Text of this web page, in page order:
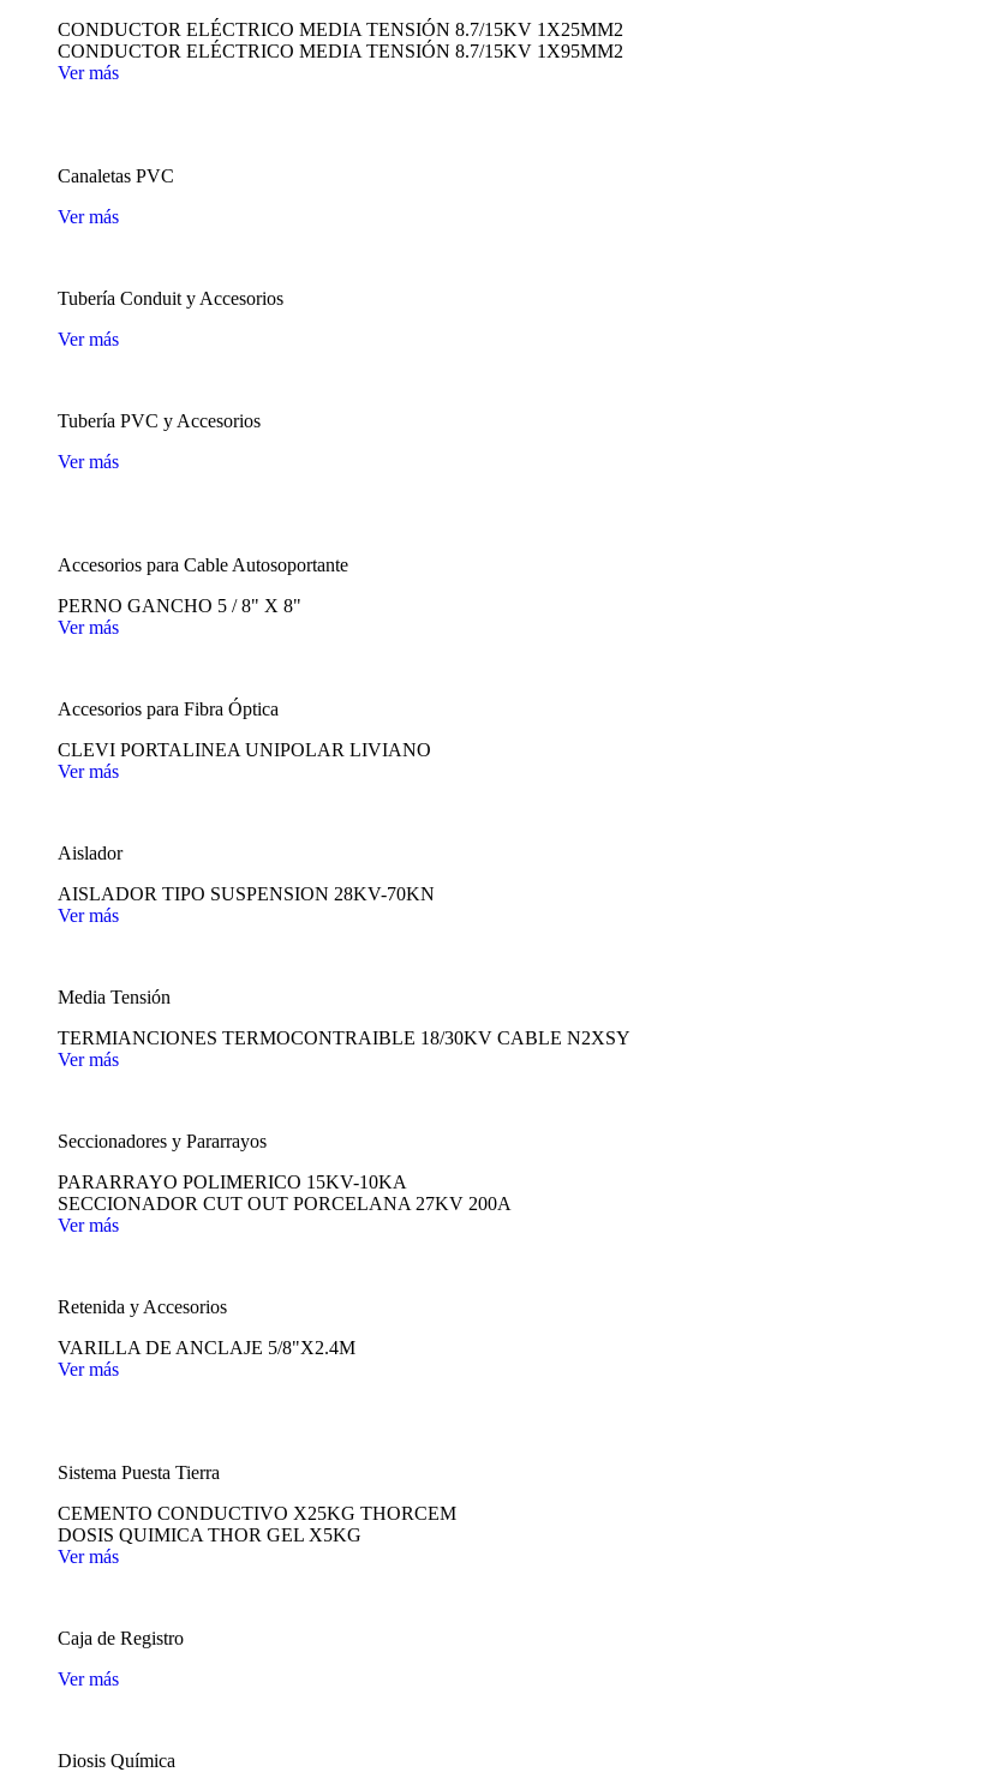
CONDUCTOR ELÉCTRICO MEDIA TENSIÓN 8.7/15KV 1X25MM2
CONDUCTOR ELÉCTRICO MEDIA TENSIÓN 8.7/15KV 1X95MM2
Ver más
Canaletas PVC
Ver más
Tubería Conduit y Accesorios
Ver más
Tubería PVC y Accesorios
Ver más
Accesorios para Cable Autosoportante
PERNO GANCHO 5 / 8" X 8"
Ver más
Accesorios para Fibra Óptica
CLEVI PORTALINEA UNIPOLAR LIVIANO
Ver más
Aislador
AISLADOR TIPO SUSPENSION 28KV-70KN
Ver más
Media Tensión
TERMIANCIONES TERMOCONTRAIBLE 18/30KV CABLE N2XSY
Ver más
Seccionadores y Pararrayos
PARARRAYO POLIMERICO 15KV-10KA
SECCIONADOR CUT OUT PORCELANA 27KV 200A
Ver más
Retenida y Accesorios
VARILLA DE ANCLAJE 5/8"X2.4M
Ver más
Sistema Puesta Tierra
CEMENTO CONDUCTIVO X25KG THORCEM
DOSIS QUIMICA THOR GEL X5KG
Ver más
Caja de Registro
Ver más
Diosis Química